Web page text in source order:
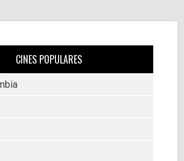
CINES POPULARES